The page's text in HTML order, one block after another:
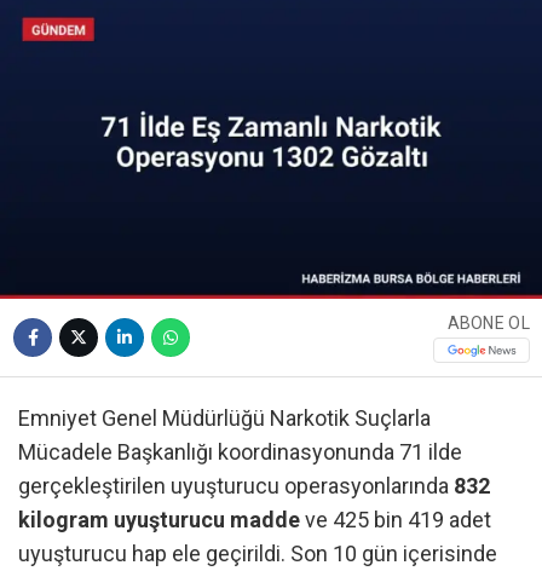
ABONE OL
Emniyet Genel Müdürlüğü Narkotik Suçlarla
Mücadele Başkanlığı koordinasyonunda 71 ilde
gerçekleştirilen uyuşturucu operasyonlarında 832
kilogram uyuşturucu maddeve 425 bin 419 adet
uyuşturucu hap ele geçirildi. Son 10 gün içerisinde